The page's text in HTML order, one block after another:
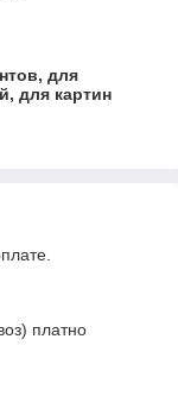
для
для картин
платно